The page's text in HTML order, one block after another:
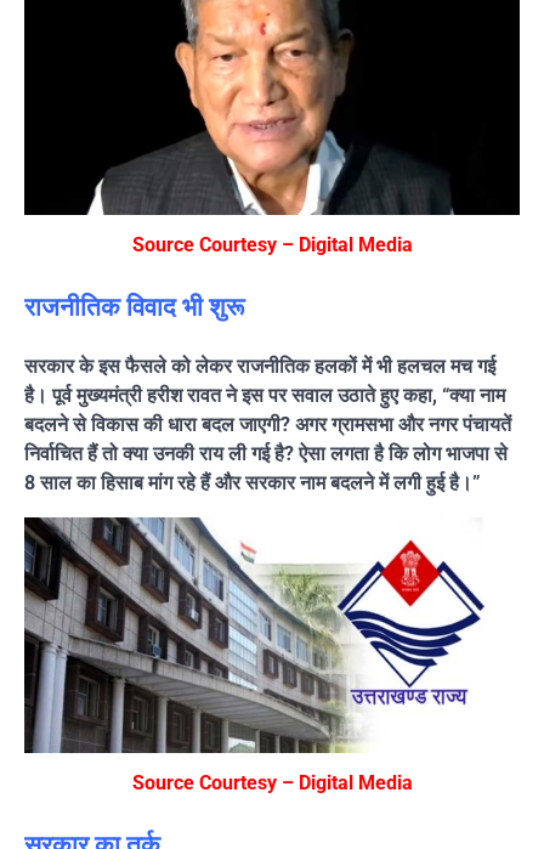
Source Courtesy – Digital Media
राजनीतिक विवाद भी शुरू
सरकार के इस फैसले को लेकर राजनीतिक हलकों में भी हलचल मच गई
है। पूर्व मुख्यमंत्री हरीश रावत ने इस पर सवाल उठाते हुए कहा, “क्या नाम
बदलने से विकास की धारा बदल जाएगी? अगर ग्रामसभा और नगर पंचायतें
निर्वाचित हैं तो क्या उनकी राय ली गई है? ऐसा लगता है कि लोग भाजपा से
8 साल का हिसाब मांग रहे हैं और सरकार नाम बदलने में लगी हुई है।”
Source Courtesy – Digital Media